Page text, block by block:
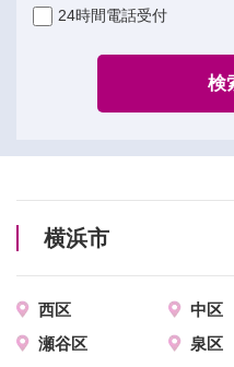
24時間電話受付
検
横浜市
西区 中区
瀬谷区
泉区